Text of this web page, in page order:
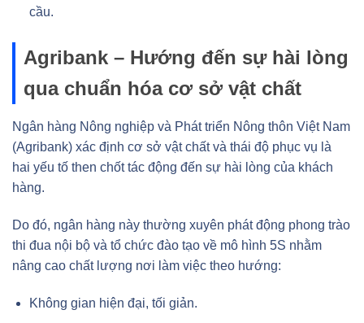
cầu.
Agribank – Hướng đến sự hài lòng
qua chuẩn hóa cơ sở vật chất
Ngân hàng Nông nghiệp và Phát triển Nông thôn Việt Nam
(Agribank) xác định cơ sở vật chất và thái độ phục vụ là
hai yếu tố then chốt tác động đến sự hài lòng của khách
hàng.
Do đó, ngân hàng này thường xuyên phát động phong trào
thi đua nội bộ và tổ chức đào tạo về mô hình 5S nhằm
nâng cao chất lượng nơi làm việc theo hướng:
Không gian hiện đại, tối giản.